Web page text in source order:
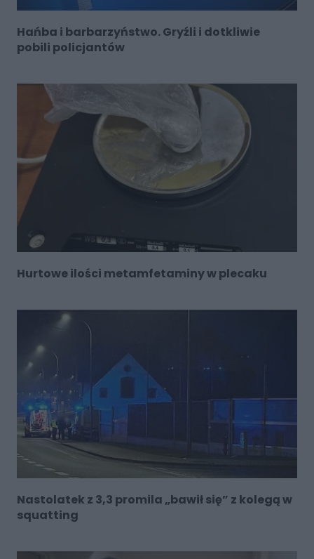
Hańba i barbarzyństwo. Gryźli i dotkliwie
pobili policjantów
Hurtowe ilości metamfetaminy w plecaku
Nastolatek z 3,3 promila „bawił się” z kolegą w
squatting